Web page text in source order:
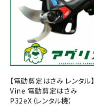
【電動剪定はさみ レンタル】
Vine 電動剪定はさみ
P32eX（レンタル機）